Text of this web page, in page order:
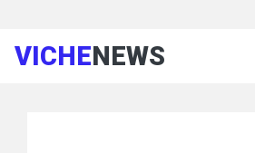
VICHENEWS